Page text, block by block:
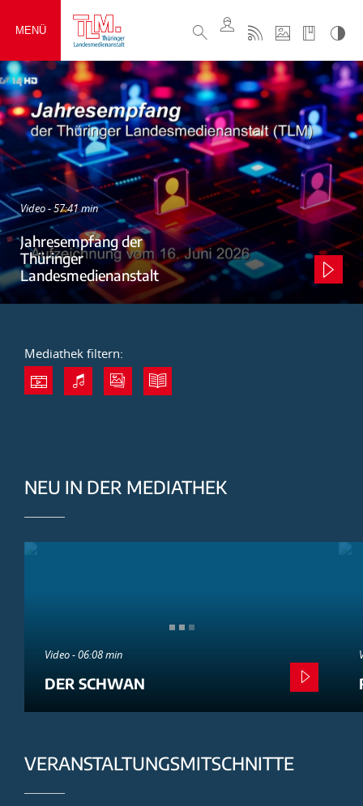
MENÜ
Video - 57:41 min
Jahresempfang der
Thüringer
Landesmedienanstalt
Mediathek filtern:
NEU IN DER MEDIATHEK
Video - 06:08 min
DER SCHWAN
VERANSTALTUNGSMITSCHNITTE